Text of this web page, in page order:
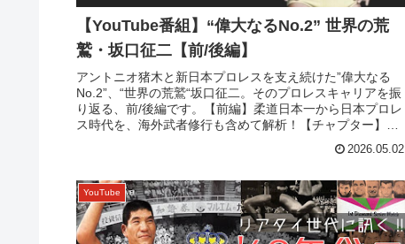
【YouTube番組】“偉大なるNo.2” 世界の荒
鷲・坂口征二【前/後編】
アントニオ猪木と新日本プロレスを支え続けた”偉大なる
No.2”、“世界の荒鷲“坂口征二。そのプロレスキャリアを振
り返る、前/後編です。【前編】柔道日本一から日本プロレ
ス時代を、海外武者修行も含めて解析！【チャプター】
2026.05.02
YouTube